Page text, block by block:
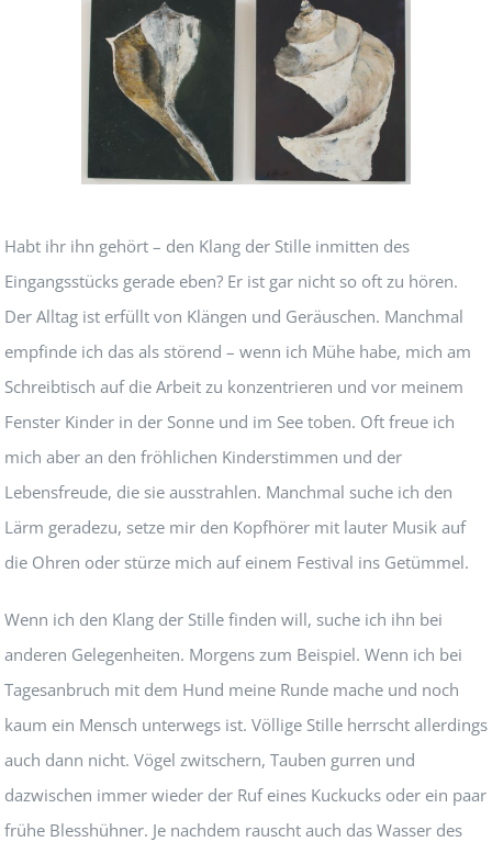
Habt ihr ihn gehört – den Klang der Stille inmitten des
Eingangsstücks gerade eben? Er ist gar nicht so oft zu hören.
Der Alltag ist erfüllt von Klängen und Geräuschen. Manchmal
empfinde ich das als störend – wenn ich Mühe habe, mich am
Schreibtisch auf die Arbeit zu konzentrieren und vor meinem
Fenster Kinder in der Sonne und im See toben. Oft freue ich
mich aber an den fröhlichen Kinderstimmen und der
Lebensfreude, die sie ausstrahlen. Manchmal suche ich den
Lärm geradezu, setze mir den Kopfhörer mit lauter Musik auf
die Ohren oder stürze mich auf einem Festival ins Getümmel.
Wenn ich den Klang der Stille finden will, suche ich ihn bei
anderen Gelegenheiten. Morgens zum Beispiel. Wenn ich bei
Tagesanbruch mit dem Hund meine Runde mache und noch
kaum ein Mensch unterwegs ist. Völlige Stille herrscht allerdings
auch dann nicht. Vögel zwitschern, Tauben gurren und
dazwischen immer wieder der Ruf eines Kuckucks oder ein paar
frühe Blesshühner. Je nachdem rauscht auch das Wasser des